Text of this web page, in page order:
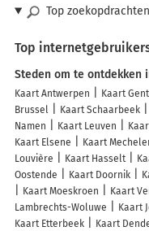
Top zoekopdrachten
Top
Steden om te ontdekken
Kaart Antwerpen Kaart Gent
Brussel
Kaart Schaarbeek
Namen
Kaart Leuven
Kaart Elsene
Kaart
Louvière
Kaart Hasselt
Oostende
Kaart Doornik
Kaart Moeskroen
Kaart
Lambrechts-Woluwe
Kaart
Kaart Etterbeek
Kaart